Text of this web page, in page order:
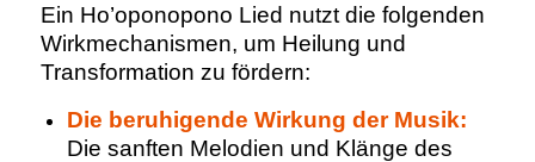
Ein Ho’oponopono Lied nutzt die folgenden
Wirkmechanismen, um Heilung und
Transformation zu fördern:
Die beruhigende Wirkung der Musik:
Die sanften Melodien und Klänge des